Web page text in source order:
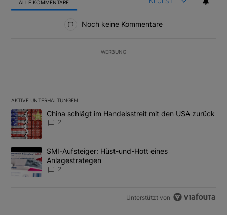
ALLE KOMMENTARE
Noch keine Kommentare
WERBUNG
AKTIVE UNTERHALTUNGEN
Das Folgende ist eine Liste der am meisten kommentierten
Ein Trendartikel mit dem Titel "China schlägt im Handelsstreit
China schlägt im Handelsstreit mit den USA zurück
2
Ein Trendartikel mit dem Titel "SMI-Aufsteiger: Hüst-und-Hott
SMI-Aufsteiger: Hüst-und-Hott eines
Anlagestrategen
2
Unterstützt von